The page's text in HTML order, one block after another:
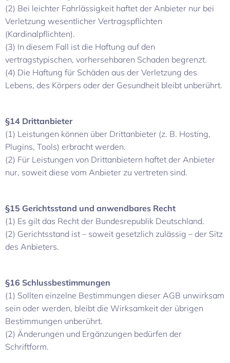
(2) Bei leichter Fahrlässigkeit haftet der Anbieter nur bei
Verletzung wesentlicher Vertragspflichten
(Kardinalpflichten).
(3) In diesem Fall ist die Haftung auf den
vertragstypischen, vorhersehbaren Schaden begrenzt.
(4) Die Haftung für Schäden aus der Verletzung des
Lebens, des Körpers oder der Gesundheit bleibt unberührt.
§14 Drittanbieter
(1) Leistungen können über Drittanbieter (z. B. Hosting,
Plugins, Tools) erbracht werden.
(2) Für Leistungen von Drittanbietern haftet der Anbieter
nur, soweit diese vom Anbieter zu vertreten sind.
§15 Gerichtsstand und anwendbares Recht
(1) Es gilt das Recht der Bundesrepublik Deutschland.
(2) Gerichtsstand ist – soweit gesetzlich zulässig – der Sitz
des Anbieters.
§16 Schlussbestimmungen
(1) Sollten einzelne Bestimmungen dieser AGB unwirksam
sein oder werden, bleibt die Wirksamkeit der übrigen
Bestimmungen unberührt.
(2) Änderungen und Ergänzungen bedürfen der
Schriftform.